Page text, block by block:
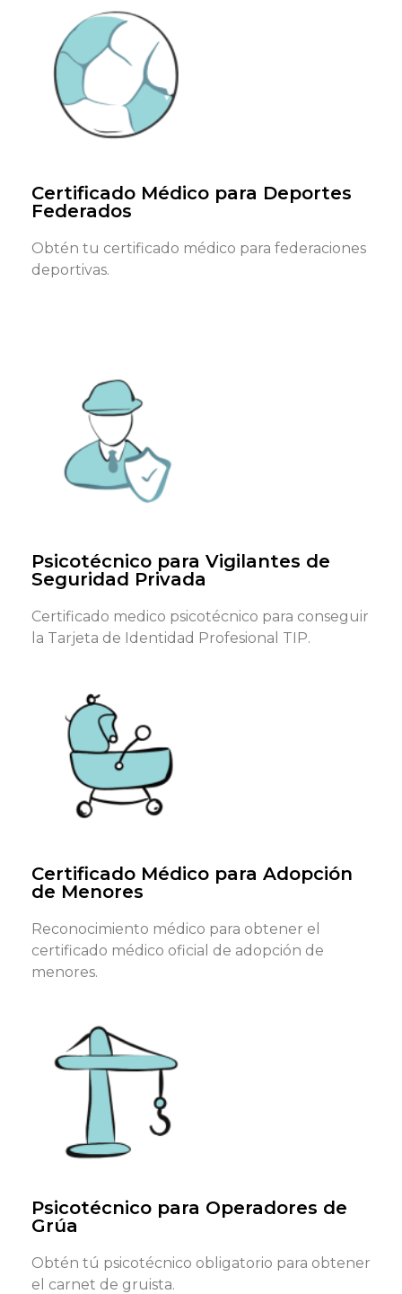
Certificado Médico para Deportes
Federados
Obtén tu certificado médico para federaciones
deportivas.
¿Qué documentos necesitas?
DNI, NIE o pasaporte en vigor y formulario requerido
(tenemos formularios genéricos)
Reservar cita
Psicotécnico para Vigilantes de
Seguridad Privada
Certificado medico psicotécnico para conseguir
la Tarjeta de Identidad Profesional TIP.
¿Qué documentos necesitas?
DNI, NIE o pasaporte en vigor y formulario requerido
(tenemos formularios genéricos)
Reservar cita
Certificado Médico para Adopción
de Menores
Reconocimiento médico para obtener el
certificado médico oficial de adopción de
menores.
¿Qué documentos necesitas?
DNI, NIE o pasaporte en vigor y formulario requerido
Reservar cita
Psicotécnico para Operadores de
Grúa
Obtén tú psicotécnico obligatorio para obtener
el carnet de gruista.
¿Qué documentos necesitas?
DNI, NIE o pasaporte en vigor y formulario requerido
(tenemos formularios genéricos)
Reservar cita